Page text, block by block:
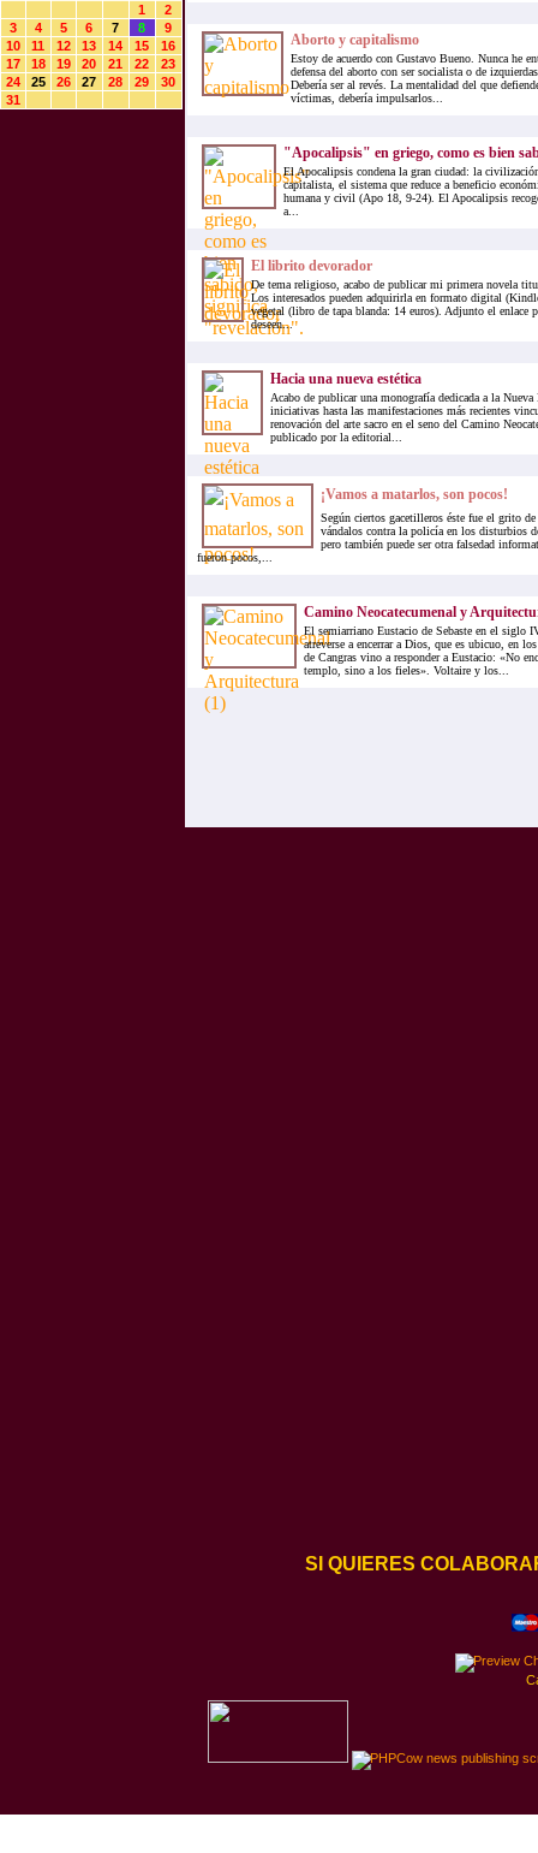
1
2
3
4 5 6 7 8
9
10
11 12 13 14 15
16
17
18 19 20 21 22
23
24
25 26 27 28 29
30
31
Aborto y capitalismo
Estoy de acuerdo con Gustavo Bueno. Nunca he
defensa del aborto con ser socialista o de
Debería ser al revés. La mentalidad del que
víctimas, debería impulsarlos...
"Apocalipsis" en griego, como es bien
El Apocalipsis condena la gran ciudad: la
capitalista, el sistema que reduce a beneficio
humana y civil (Apo 18, 9-24). El Apocalipsis
a...
El librito devorador
De tema religioso, acabo de publicar mi primera novela
Los interesados pueden adquirirla en formato digital
vegetal (libro de tapa blanda: 14 euros). Adjunto el enlace
deseen...
Hacia una nueva estética
Acabo de publicar una monografía dedicada a la Nueva
iniciativas hasta las manifestaciones más recientes
renovación del arte sacro en el seno del Camino
publicado por la editorial...
¡Vamos a matarlos, son pocos!
Según ciertos gacetilleros éste fue el grito
vándalos contra la policía en los disturbios
pero también puede ser otra falsedad
fueron pocos,...
Camino Neocatecumenal y
El semiarriano Eustacio de Sebaste en el siglo
atreverse a encerrar a Dios, que es ubicuo, en
de Cangras vino a responder a Eustacio: «No
templo, sino a los fieles». Voltaire y los...
SI QUIERES